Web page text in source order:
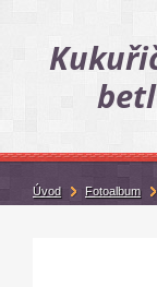
Úvod Fotoalbum